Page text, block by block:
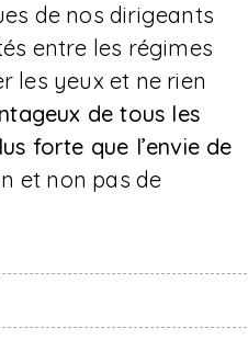
de nos dirigeants
entre les régimes
les yeux et ne rien
de tous les
forte que l’envie de
et non pas de